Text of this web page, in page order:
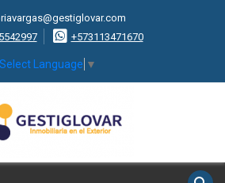
+573113471670
Select Language ▼